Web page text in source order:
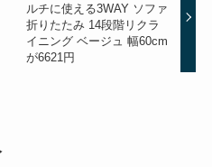
ルチに使える3WAY ソファ
折りたたみ 14段階リクラ
イニング ベージュ 幅60cm
が6621円